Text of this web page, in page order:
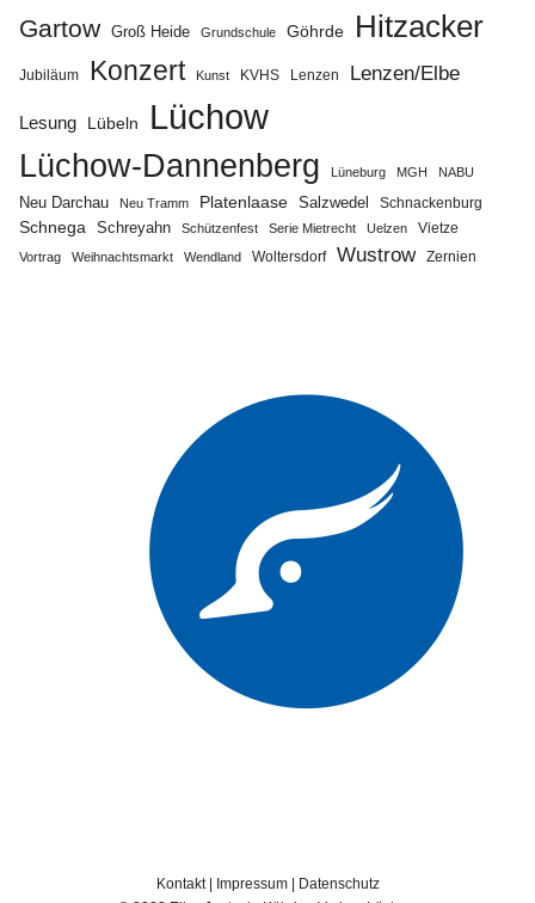
Gartow Groß Heide Grundschule Göhrde Hitzacker
Jubiläum Konzert Kunst KVHS Lenzen Lenzen/Elbe
Lesung Lübeln Lüchow
Lüchow-Dannenberg Lüneburg MGH NABU
Neu Darchau Neu Tramm Platenlaase Salzwedel Schnackenburg
Schnega Schreyahn Schützenfest Serie Mietrecht Uelzen Vietze
Vortrag Weihnachtsmarkt Wendland Woltersdorf Wustrow Zernien
Kontakt| Impressum|
Datenschutz